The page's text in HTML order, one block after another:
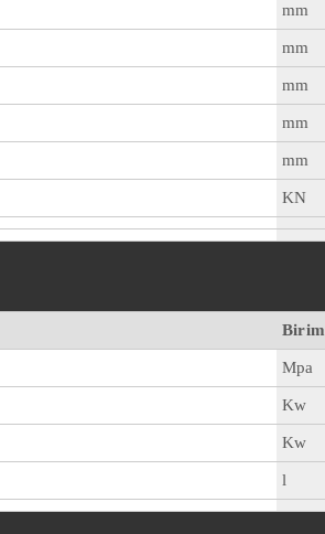
mm
mm
mm
mm
mm
KN
Birim
Mpa
Kw
Kw
l